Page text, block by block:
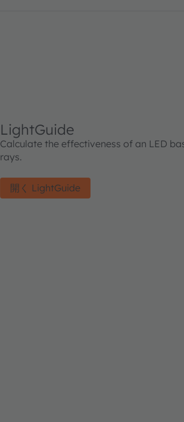
LightGuide
Calculate the effectiveness of an LED
rays.
開く LightGuide